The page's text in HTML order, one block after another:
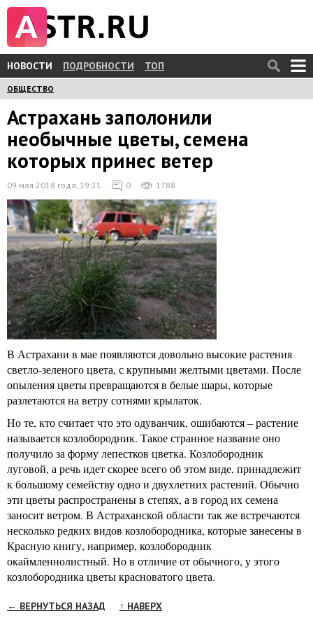
НОВОСТИ ПОДРОБНОСТИ ТОП
ОБЩЕСТВО
Астрахань заполонили
необычные цветы, семена
которых принес ветер
09 мая 2018 года, 19:21 0 1788
В Астрахани в мае появляются довольно высокие растения
светло-зеленого цвета, с крупными желтыми цветами. После
опыления цветы превращаются в белые шары, которые
разлетаются на ветру сотнями крылаток.
Но те, кто считает что это одуванчик, ошибаются – растение
называется козлобородник. Такое странное название оно
получило за форму лепестков цветка. Козлобородник
луговой, а речь идет скорее всего об этом виде, принадлежит
к большому семейству одно и двухлетних растений. Обычно
эти цветы распространены в степях, а в город их семена
заносит ветром. В Астраханской области так же встречаются
несколько редких видов козлобородника, которые занесены в
Красную книгу, например, козлобородник
окаймленнолистный. Но в отличие от обычного, у этого
козлобородника цветы красноватого цвета.
← ВЕРНУТЬСЯ НАЗАД ↑ НАВЕРХ